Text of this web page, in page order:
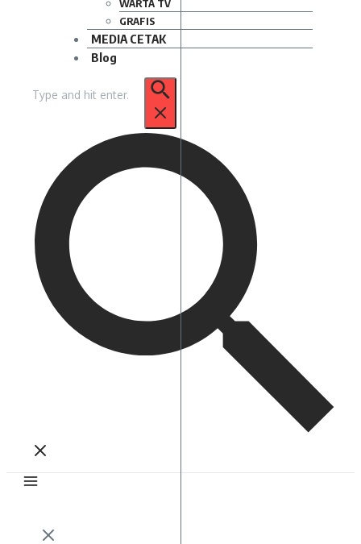
WARTA TV
GRAFIS
MEDIA CETAK
Blog
untuk: